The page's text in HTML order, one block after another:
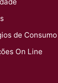
de Consumo
On Line